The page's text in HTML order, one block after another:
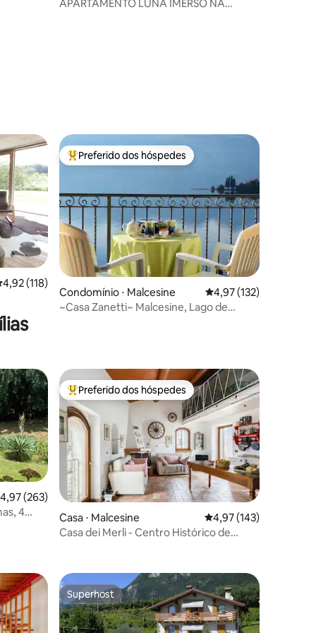
APARTAMENTO LUNA IMERSO NA
de uma avaliação média de 5, 118 avaliações
4,92 (118)
Entre os melhores preferidos dos hóspedes
Preferido dos hóspedes
Condomínio ⋅ Malcesine 4,97 de uma avaliação
4,97 (132)
~Casa Zanetti~ Malcesine, Lago de
hóspedes
de uma avaliação média de 5, 263 avaliações
4,97 (263)
4
Entre os melhores preferidos dos hóspedes
Preferido dos hóspedes
Casa ⋅ Malcesine 4,97 de uma avaliação
4,97 (143)
Casa dei Merli - Centro Histórico de
hóspedes Superhost
Superhost